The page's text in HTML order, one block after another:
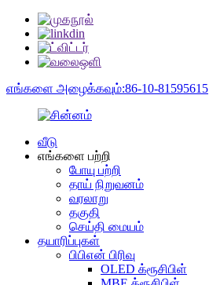
எங்களை அழைக்கவும்:86-10-81595615
வீடு
எங்களை பற்றி
போயு பற்றி
தாய் நிறுவனம்
வரலாறு
தகுதி
செய்தி மையம்
தயாரிப்புகள்
பிபிஎன் பிரிவு
OLED க்ரூசிபிள்